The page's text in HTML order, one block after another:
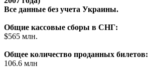
Все данные без учета Украины.
Общие кассовые сборы в СНГ:
$565 млн.
Общее количество проданных билетов:
106.6 млн